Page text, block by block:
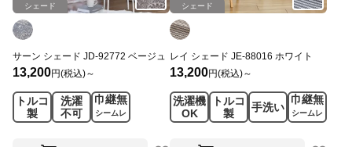
シェード
サーン シェード JD-92772 ベージュ
13,200円(税込)～
トルコ
製
洗濯
不可
巾継無
シームレ
ス
シェード
レイ シェード JE-88016 ホワイト
13,200円(税込)～
洗濯機
OK
トルコ
製
手洗い
巾継無
シームレ
ス